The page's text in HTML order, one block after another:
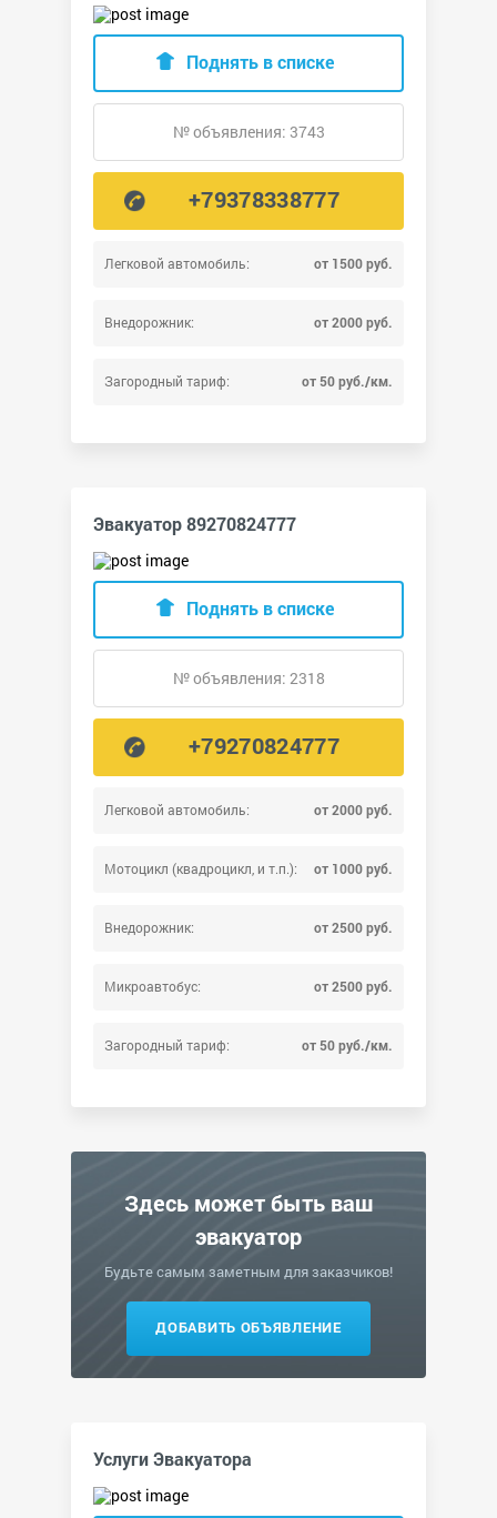
Легковой автомобиль: от 1500 руб.
Внедорожник: от 2000 руб.
Загородный тариф: от 50 руб./км.
Поднять в списке
№ объявления: 3743
+79378338777
Эвакуатор 89270824777
Легковой автомобиль: от 2000 руб.
Мотоцикл (квадроцикл, и т.п.): от 1000 руб.
Внедорожник: от 2500 руб.
Микроавтобус: от 2500 руб.
Загородный тариф: от 50 руб./км.
Поднять в списке
№ объявления: 2318
+79270824777
Здесь может быть ваш
эвакуатор
Будьте самым заметным для заказчиков!
ДОБАВИТЬ ОБЪЯВЛЕНИЕ
Услуги Эвакуатора